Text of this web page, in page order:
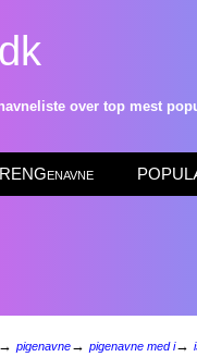
over top mest
→ pigenavne→ pigenavne med i→